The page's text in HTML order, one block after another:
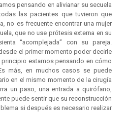
pensando en alivianar su secuela
las pacientes que tuvieron que
no es frecuente encontrar una mujer
que no use prótesis externa en su
“acomplejada” con su pareja.
el primer momento poder decirle
estamos pensando en cómo
más, en muchos casos se puede
en el mismo momento de la cirugía
un paso, una entrada a quirófano,
puede sentir que su reconstrucción
si después es necesario realizar